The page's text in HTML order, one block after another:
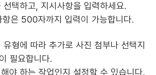
선택하고, 지시사항을 입력하세요.
항은 500자까지 입력이 가능합니다.
유형에 따라 추가로 사진 첨부나 선택지
필요합니다.
야 하는 작업인지 설정할 수 있습니다.